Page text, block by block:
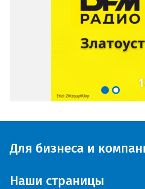
Для бизнеса и
Наши страницы